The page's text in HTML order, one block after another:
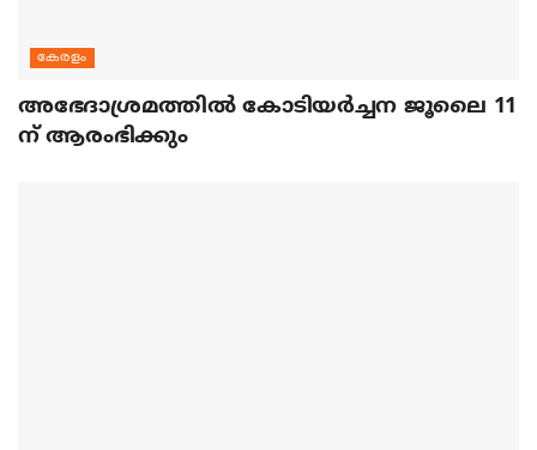
കേരളം
അഭേദാശ്രമത്തില്‍ കോടിയര്‍ച്ചന ജൂലൈ 11
ന് ആരംഭിക്കും